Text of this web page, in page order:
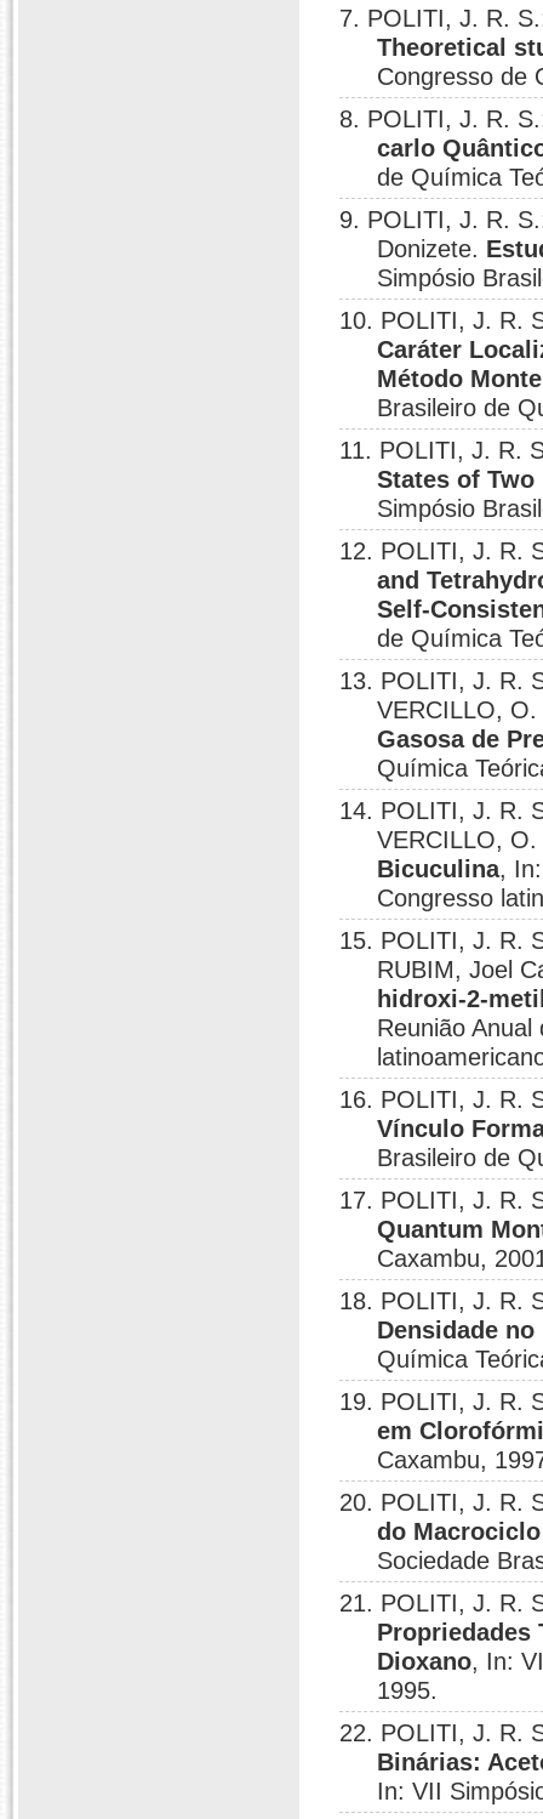
7. POLITI, J. R.
Theoretical
Congresso de
8. POLITI, J. R.
carlo
de Química
9. POLITI, J. R.
Donizete.
Simpósio
10. POLITI, J. R.
Caráter
Método
Brasileiro de
11. POLITI, J. R.
States of
Simpósio
12. POLITI, J. R.
and
Self-
de Química
13. POLITI, J. R.
VERCILLO,
Gasosa de
Química
14. POLITI, J. R.
VERCILLO,
Bicuculina,
Congresso
15. POLITI, J. R.
RUBIM, Joel
hidroxi-2-
Reunião
16. POLITI, J. R.
Vínculo
Brasileiro de
17. POLITI, J. R.
Quantum
Caxambu,
18. POLITI, J. R.
Densidade
Química
19. POLITI, J. R.
em
Caxambu,
20. POLITI, J. R.
do
Sociedade
21. POLITI, J. R.
Propriedades
Dioxano, In:
1995.
22. POLITI, J. R.
Binárias:
In: VII